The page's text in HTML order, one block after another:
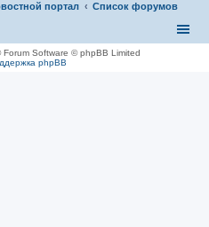
портал Список форумов
Forum Software © phpBB Limited
phpBB